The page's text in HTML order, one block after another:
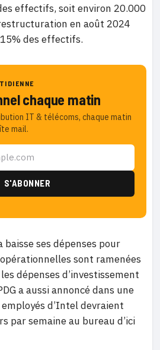
effectifs, soit environ 20.000
en août 2024
des effectifs.
chaque matin
IT & télécoms, chaque matin
mail.
ses dépenses pour
sont ramenées
dépenses d’investissement
a aussi annoncé dans une
d’Intel devraient
par semaine au bureau d’ici